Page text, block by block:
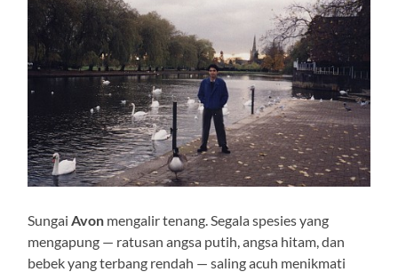
Sungai Avon mengalir tenang. Segala spesies yang
mengapung — ratusan angsa putih, angsa hitam, dan
bebek yang terbang rendah — saling acuh menikmati